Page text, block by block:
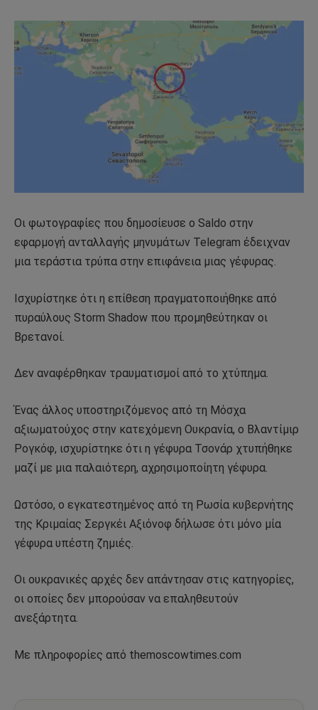
Οι φωτογραφίες που δημοσίευσε ο Saldo στην
εφαρμογή ανταλλαγής μηνυμάτων Telegram έδειχναν
μια τεράστια τρύπα στην επιφάνεια μιας γέφυρας.
Ισχυρίστηκε ότι η επίθεση πραγματοποιήθηκε από
πυραύλους Storm Shadow που προμηθεύτηκαν οι
Βρετανοί.
Δεν αναφέρθηκαν τραυματισμοί από το χτύπημα.
Ένας άλλος υποστηριζόμενος από τη Μόσχα
αξιωματούχος στην κατεχόμενη Ουκρανία, ο Βλαντίμιρ
Ρογκόφ, ισχυρίστηκε ότι η γέφυρα Τσονάρ χτυπήθηκε
μαζί με μια παλαιότερη, αχρησιμοποίητη γέφυρα.
Ωστόσο, ο εγκατεστημένος από τη Ρωσία κυβερνήτης
της Κριμαίας Σεργκέι Αξιόνοφ δήλωσε ότι μόνο μία
γέφυρα υπέστη ζημιές.
Οι ουκρανικές αρχές δεν απάντησαν στις κατηγορίες,
οι οποίες δεν μπορούσαν να επαληθευτούν
ανεξάρτητα.
Με πληροφορίες από themoscowtimes.com